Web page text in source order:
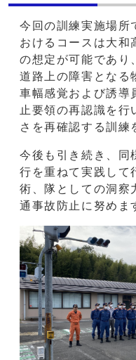
今回の訓練実施場所
おけるコースは大和
の想定が可能であ
道路上の障害となる
車幅感覚および誘導
止要領の再認識を行
さを再確認する訓練
今後も引き続き、同
行を重ねて実践して
術、隊としての洞
通事故防止に努めま